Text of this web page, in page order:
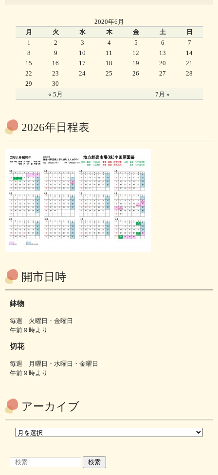
2020年6月
月
火 水 木 金 土 日
« 5月 7月 »
1 2 3 4 5 6
7
8
9 10 11 12 13
14
15
16 17 18 19 20
21
22
23 24 25 26 27
28
29
30
2026年日程表
開市日時
鉢物
毎週 火曜日・金曜日
午前９時より
切花
毎週 月曜日・水曜日・金曜日
午前９時より
アーカイブ